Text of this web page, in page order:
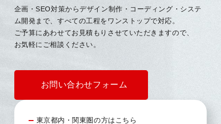
企画・SEO対策からデザイン制作・コーディング・システ
ム開発まで、すべての工程をワンストップで対応。
ご予算にあわせてお見積もりさせていただきますので、
お気軽にご相談ください。
お問い合わせフォーム
東京都内・関東圏の方はこちら